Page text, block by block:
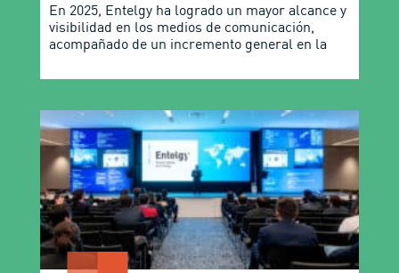
En 2025, Entelgy ha logrado un mayor alcance y
visibilidad en los medios de comunicación,
acompañado de un incremento general en la